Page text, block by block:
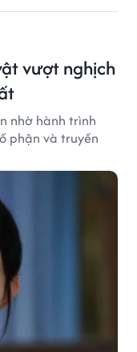
vượt nghịch
nhờ hành trình
phận và truyền